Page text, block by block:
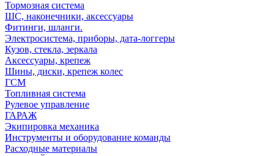
Тормозная система
ШС, наконечники, аксессуары
Фитинги, шланги.
Электросистема, приборы, дата-логгеры
Кузов, стекла, зеркала
Аксессуары, крепеж
Шины, диски, крепеж колес
ГСМ
Топливная система
Рулевое управление
ГАРАЖ
Экипировка механика
Инструменты и оборудование команды
Расходные материалы